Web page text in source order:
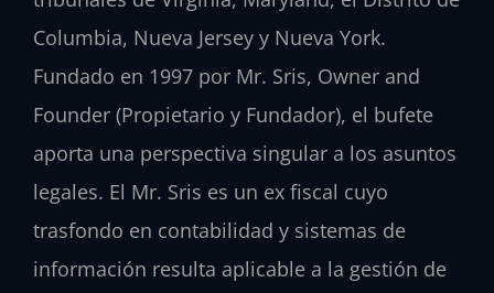
Columbia, Nueva Jersey y Nueva York.
Fundado en 1997 por Mr. Sris, Owner and
Founder (Propietario y Fundador), el bufete
aporta una perspectiva singular a los asuntos
legales. El Mr. Sris es un ex fiscal cuyo
trasfondo en contabilidad y sistemas de
información resulta aplicable a la gestión de